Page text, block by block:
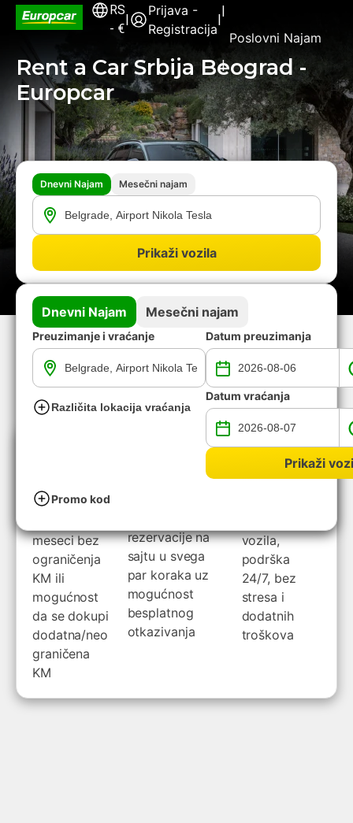
RS
- €
|
Prijava -
Registracija
|
|
Poslovni Najam
|
Rent a Car Srbija Beograd -
Europcar
Dnevni Najam Mesečni najam
Prikaži vozila
Dnevni Najam Mesečni najam
Preuzimanje i vraćanje
Različita lokacija vraćanja
Datum preuzimanja
Datum vraćanja
Prikaži
Promo kod
Zašto izabrati Europcar?
Prosečne
meseci bez
ograničenja
KM ili
mogućnost
da se dokupi
dodatna/neo
graničena
KM
rezervacije na
sajtu u svega
par koraka uz
mogućnost
besplatnog
otkazivanja
Odlična
usluga
vozila,
podrška
24/7, bez
stresa i
dodatnih
troškova